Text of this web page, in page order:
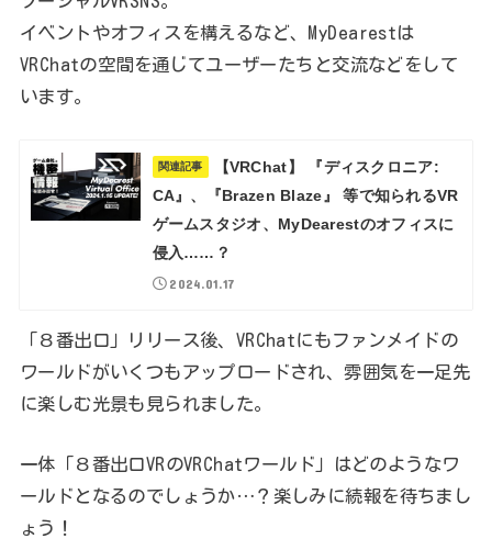
イベントやオフィスを構えるなど、MyDearestは
VRChatの空間を通じてユーザーたちと交流などをして
います。
関連記事
【VRChat】 『ディスクロニア:
CA』、『Brazen Blaze』 等で知られるVR
ゲームスタジオ、MyDearestのオフィスに
侵入……？
2024.01.17
「８番出口」リリース後、VRChatにもファンメイドの
ワールドがいくつもアップロードされ、雰囲気を一足先
に楽しむ光景も見られました。
一体「８番出口VRのVRChatワールド」はどのようなワ
ールドとなるのでしょうか…？楽しみに続報を待ちまし
ょう！